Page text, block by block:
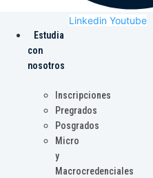
Linkedin Youtube
Estudia
con
nosotros
Inscripciones
Pregrados
Posgrados
Micro
y
Macrocredenciales